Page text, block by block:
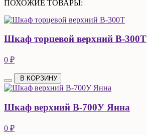
ПОХОЖИЕ ТОВАРЫ:
Шкаф торцевой верхний В-300Т
0 ₽
В КОРЗИНУ
Шкаф верхний В-700У Янна
0 ₽